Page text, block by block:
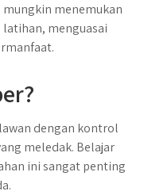
menemukan
menguasai
dengan kontrol
meledak. Belajar
ini sangat penting